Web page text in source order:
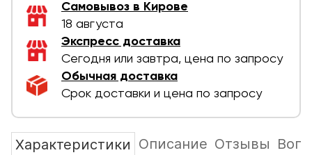
Самовывоз в Кирове
18 августа
Экспресс доставка
Сегодня или завтра, цена по запросу
Обычная доставка
Срок доставки и цена по запросу
Характеристики Описание Отзывы